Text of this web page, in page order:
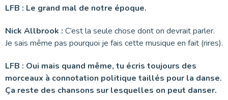
LFB : Le grand mal de notre époque.
Nick Allbrook : C’est la seule chose dont on devrait parler.
Je sais même pas pourquoi je fais cette musique en fait (rires).
LFB : Oui mais quand même, tu écris toujours des
morceaux à connotation politique taillés pour la danse.
Ça reste des chansons sur lesquelles on peut danser.